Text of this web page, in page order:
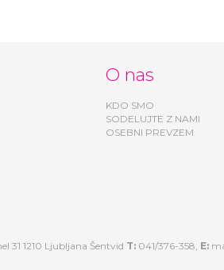
O nas
KDO SMO
SODELUJTE Z NAMI
OSEBNI PREVZEM
31 1210 Ljubljana Šentvid T: 041/376-358, E: